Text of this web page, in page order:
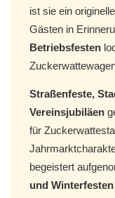
ist sie ein
Gästen in
Betriebsfesten
Straßenfeste,
Vereinsjubiläen
für
begeistert
und Winterfesten